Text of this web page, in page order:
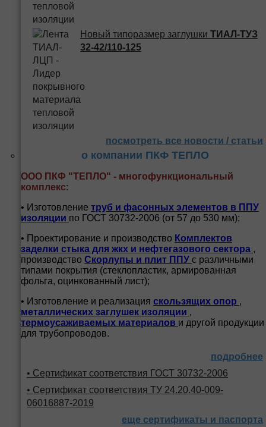
Новый типоразмер заглушки ТИАЛ-ТУЗ
32-42/110-125
посмотреть все новости / статьи
о компании ПКФ ТЕПЛО
ООО ПКФ "ТЕПЛО" - многофункциональный
комплекс:
• Изготовление труб и фасонных элементов в ППУ
изоляции по ГОСТ 30732-2006 (от 57 до 530 мм);
• Проектирование и производство Комплектов
заделки стыка для жкх и нефтегазового сектора ,
производство Скорлупы и плит ППУ с различными
типами покрытия (стеклопластик, армированная
фольга, оцинкованный лист);
• Изготовление и реализация скользящих опор ,
металлических заглушек изоляции ,
термоусаживаемых материалов и другой продукции
для трубопроводов.
подробнее
• Сертификат соответствия ГОСТ 30732-2006
• Сертификат соответствия ТУ 24.20.40-009-
06016887-2019
еще сертификаты и паспорта